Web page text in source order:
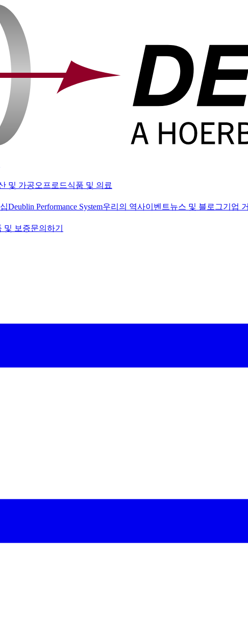
및 가공오프로드식품 및 의료
Deublin Performance System우리의 역사이벤트뉴스 및 블로그기업
및 보증문의하기